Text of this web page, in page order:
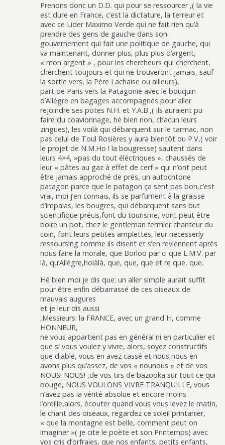
Prenons donc un D.D. qui pour se ressourcer ,( la vie
est dure en France, c’est la dictature, la terreur et
avec ce Lider Maximo Verde qui ne fait rien qu’à
prendre des gens de gauche dans son
gouvernement qui fait une politique de gauche, qui
va maintenant, donner plus, plus plus d’argent,
« mon argent » , pour les chercheurs qui cherchent,
cherchent toujours et qui ne trouveront jamais, sauf
la sortie vers, la Pére Lachaise ou ailleurs),
part de Paris vers la Patagonie avec le bouquin
d’Allégre en bagages accompagnés pour aller
rejoindre ses potes N.H. et Y.A.B.,( ils auraient pu
faire du coavionnage, hé bien non, chacun leurs
zingues), les voilà qui débarquent sur le tarmac, non
pas celui de Toul Rosières y aura bientôt du P.V,( voir
le projet de N.M.Ho ! la bougresse) sautent dans
leurs 4×4, »pas du tout éléctriques », chaussés de
leur « pâtes au gaz à effet de cerf » qui n’ont peut
être jamais approché de prés, un autochtone
patagon parce que le patagon ça sent pas bon,c’est
vrai, moi j’en connais, ils se parfument à la graisse
d’impalas, les bougres, qui débarquent sans but
scientifique précis,font du tourisme, vont peut être
boire un pot, chez le gentleman fermier chanteur du
coin, font leurs petites amplettes, leur necesserly
ressoursing comme ils disent et s’en reviennent aprés
nous faire la morale, que Borloo par ci que L.M.V. par
là, qu’Allégre,holàlà, que, que, que et re que, que.
Hé bien moi je dis que: un aller simple aurait suffit
pour être enfin débarrassé de ces oiseaux de
mauvais augures
et je leur dis aussi
,Messieurs: la FRANCE, avec un grand H, comme
HONNEUR,
ne vous appartient pas en général ni en particulier et
que si vous voulez y vivre, alors, soyez constructifs
que diable, vous en avez cassé et nous,nous en
avons plus qu’assez, de vos « nounous » et de vos
NOUS! NOUS! ,de vos tirs de bazooka sur tout ce qui
bouge, NOUS VOULONS VIVRE TRANQUILLE, vous
n’avez pas la vérité absolue et encore moins
l’oreille,alors, écouter quand vous vous levez le matin,
le chant des oiseaux, regardez ce soleil printanier,
« que la montagne est belle, comment peut on
imaginer »( je cite le poète et son Printemps) avec
vos cris d’orfraies, que nos enfants, petits enfants,